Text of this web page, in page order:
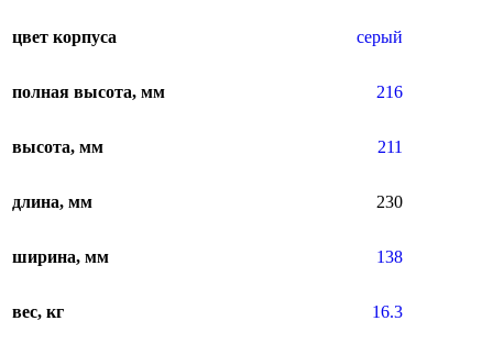
цвет корпуса серый
полная высота, мм 216
высота, мм 211
длина, мм 230
ширина, мм 138
вес, кг 16.3